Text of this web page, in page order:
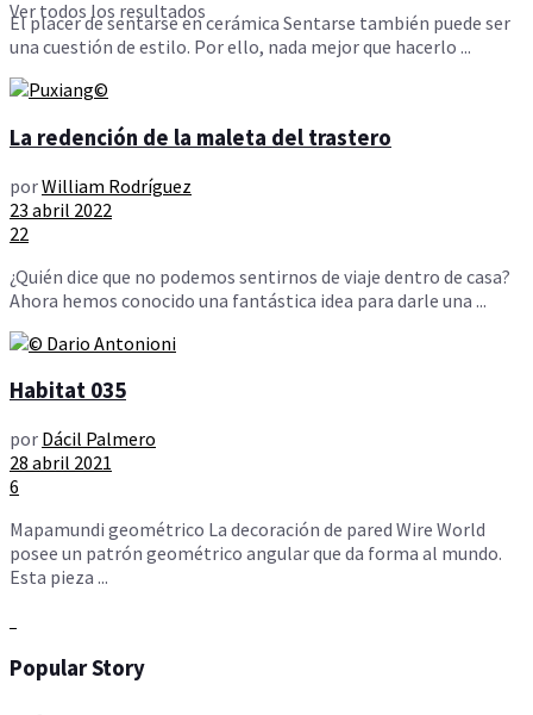
Ver todos los resultados
El placer de sentarse en cerámica Sentarse también puede ser
una cuestión de estilo. Por ello, nada mejor que hacerlo ...
La redención de la maleta del trastero
porWilliam Rodríguez
23 abril 2022
22
¿Quién dice que no podemos sentirnos de viaje dentro de casa?
Ahora hemos conocido una fantástica idea para darle una ...
Habitat 035
por Dácil Palmero
28 abril 2021
6
Mapamundi geométrico La decoración de pared Wire World
posee un patrón geométrico angular que da forma al mundo.
Esta pieza ...
Popular Story